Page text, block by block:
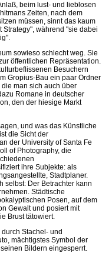
beim lust- und lieblosen
Zeiten, nach dem
müssen, sinnt das kaum
Strategy", während "sie dabei
sowieso schlecht weg. Sie
öffentlichen Repräsentation.
Besuchern
Gropius-Bau ein paar Ordner
man sich auch über
Romane in deutscher
den der hiesige Markt
und was das Künstliche
die Sicht der
der University of Santa Fe
of Photography, die
ihre Subjekte: als
Stadtplaner.
selbst: Der Betrachter kann
Städtische
Posen, auf dem
Gewalt und posiert mit
Brust tätowiert.
Stachel- und
mächtigstes Symbol der
Bildern eingesperrt.